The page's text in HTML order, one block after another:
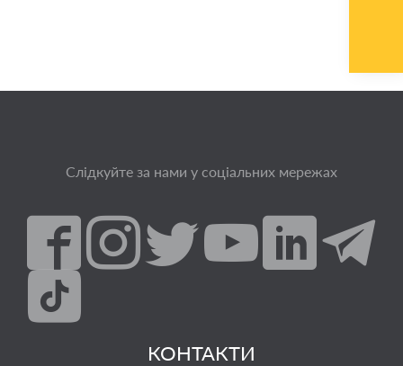
Слідкуйте за нами у соціальних мережах
КОНТАКТИ